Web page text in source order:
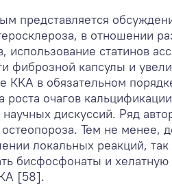
представляется
в отношении
использование статинов
фиброзной капсулы и
ККА в обязательном
роста очагов
дискуссий. Ряд
Тем не менее,
локальных реакций,
бисфосфонаты и
[58].